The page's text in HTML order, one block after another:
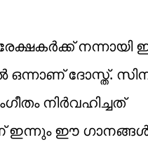
നന്നായി
ദോസ്ത്.
നിർവഹിച്ചത്
ഇന്നും ഈ